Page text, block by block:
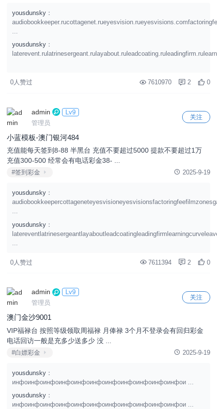
yousdunsky ：
yousdunsky ：
0人赞过 7610970 2 0
admin
Lv9
管理员
关注
小蓝模板-澳门银河484
充值能每天签到8-88 半黑台 充值不要超过5000 提款不要超过1万
充值300-500 经常会有电话彩金38- ...
#签到彩金 2025-9-19
yousdunsky ：
...
yousdunsky ：
0人赞过 7611394 2 0
admin
Lv9
管理员
关注
澳门金沙9001
VIP福禄台 按照等级领取周福禄 月俸禄 3个月不登录会有回归彩金
电话回访一般是充多少送多少 没 ...
#白嫖彩金 2025-9-19
yousdunsky ：
инфоинфоинфоинфоинфоинфоинфоинфоинфоинфоинфои ...
yousdunsky ：
инфоинфоинфоинфоинфоинфоинфоинфоинфоинфоинфои ...